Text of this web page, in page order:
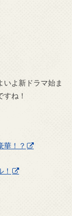
いよ新ドラマ始ま
ね！
華！？